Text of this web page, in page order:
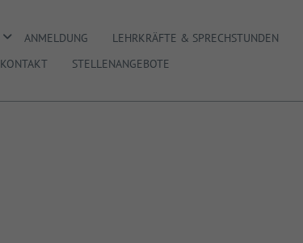
DROPDOWN ÖFFNEN
ANMELDUNG LEHRKRÄFTE & SPRECHSTUNDEN
KONTAKT STELLENANGEBOTE